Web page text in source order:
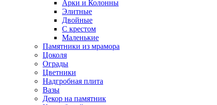
Арки и Колонны
Элитные
Двойные
С крестом
Маленькие
Памятники из мрамора
Цоколя
Ограды
Цветники
Надгробная плита
Вазы
Декор на памятник